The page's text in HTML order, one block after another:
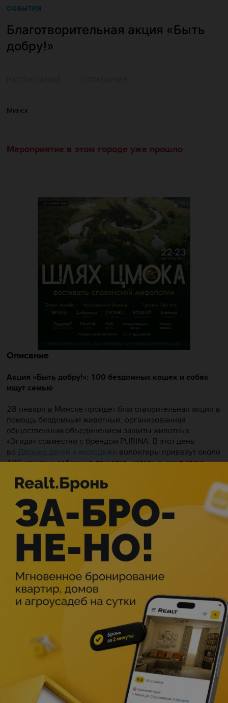
СОБЫТИЯ
Благотворительная акция «Быть
добру!»
Минск
Мероприятие в этом городе уже прошло
Описание
Акция «Быть добру!»: 100 бездомных кошек и собак
ищут семью
28 января в Минске пройдет благотворительная акция в
помощь бездомным животным, организованная
общественным объединением защиты животных
«Эгида» совместно с брендом PURINA. В этот день
во Дворец детей и молодежи волонтеры привезут около
100 кошек и собаки из приютов, которые ищут свою
С 12:00 до 17:00 минчане смогут познакомиться с
четвероногими героями дня. Волонтёры расскажут про
характер и особенности каждого питомца, чтобы все
желающие найти верного друга смогли сделать
осознанный выбор. Каждого, кто решит принять питомца
в свой дом, PURINA поддержит полезным подарком, а
ветеринарные врачи бесплатно проконсультируют о
правильном уходе за питомцем.
В помощь приютам для бездомных животных в день
мероприятия будет открыта «Палатка помощи» по сбору
необходимых средств. Жители города могут приносить
туда корма, лотки, лежанки, переноски и прочие
полезные в уходе за животными вещи.
Для гостей запланированы выступления артистов,
конкурсы с призами для всех желающих, творческие
мастер-классы, аквагрим для детей и моментальные
фото на память от бренда PURINA.